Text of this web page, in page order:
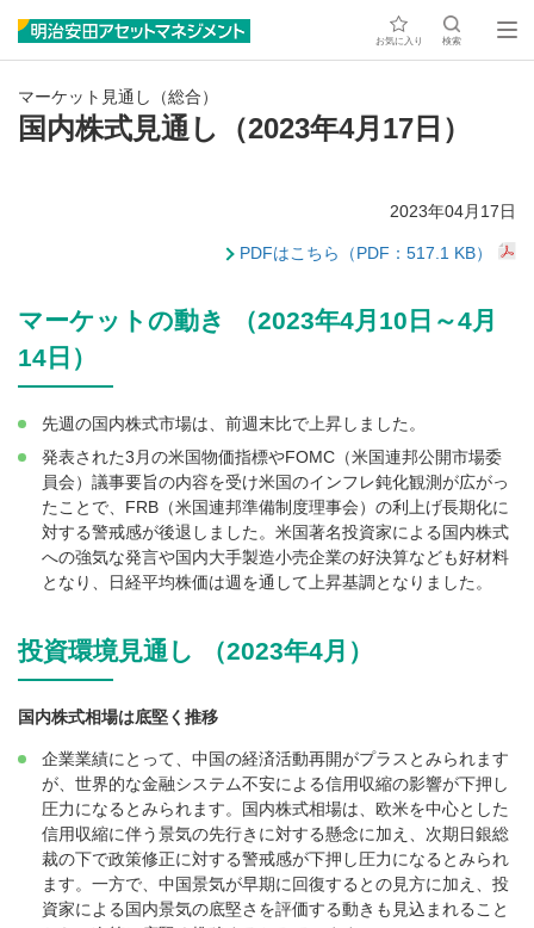
お気に入り 検索
マーケット見通し（総合）
国内株式見通し（2023年4月17日）
2023年04月17日
PDFはこちら（PDF：517.1 KB）
マーケットの動き （2023年4月10日～4月
14日）
先週の国内株式市場は、前週末比で上昇しました。
発表された3月の米国物価指標やFOMC（米国連邦公開市場委
員会）議事要旨の内容を受け米国のインフレ鈍化観測が広がっ
たことで、FRB（米国連邦準備制度理事会）の利上げ長期化に
対する警戒感が後退しました。米国著名投資家による国内株式
への強気な発言や国内大手製造小売企業の好決算なども好材料
となり、日経平均株価は週を通して上昇基調となりました。
投資環境見通し （2023年4月）
国内株式相場は底堅く推移
企業業績にとって、中国の経済活動再開がプラスとみられます
が、世界的な金融システム不安による信用収縮の影響が下押し
圧力になるとみられます。国内株式相場は、欧米を中心とした
信用収縮に伴う景気の先行きに対する懸念に加え、次期日銀総
裁の下で政策修正に対する警戒感が下押し圧力になるとみられ
ます。一方で、中国景気が早期に回復するとの見方に加え、投
資家による国内景気の底堅さを評価する動きも見込まれること